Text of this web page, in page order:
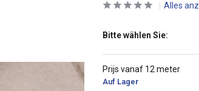
Alles
Bitte wählen Sie:
Prijs vanaf 12 meter
Auf Lager